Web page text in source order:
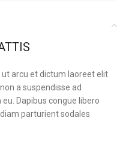
arcu et dictum laoreet elit
a suspendisse ad
Dapibus congue libero
parturient sodales